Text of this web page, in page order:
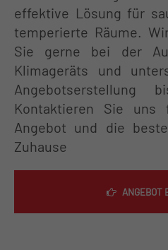
effektive Lösung für
temperierte Räume.
Sie gerne bei der
Klimageräts und
Angebotserstellung
Kontaktieren Sie uns
Angebot und die
Zuhause
ANGEBOT